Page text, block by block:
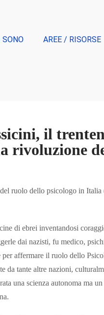
SONO AREE / RISORSE
il
rivoluzione
ruolo dello psicologo in Italia
di ebrei inventandosi
dai nazisti, fu medico,
per affermare il ruolo dello
da tante altre nazioni,
una scienza autonoma ma